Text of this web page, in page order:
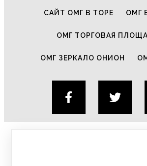
САЙТ ОМГ В ТОРЕ ОМГ
ОМГ ТОРГОВАЯ
ОМГ ЗЕРКАЛО ОНИОН